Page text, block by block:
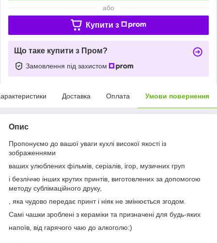
або
Купити з
Що таке купити з Пром?
Замовлення під захистом
Доставка Оплата Умови повернення
Опис
Пропонуємо до вашої уваги кухлі високої якості із
зображеннями
ваших улюблених фільмів, серіалів, ігор, музичних груп
і безліччю інших крутих принтів, виготовлених за допомогою
методу сублімаційного друку,
, яка чудово передає принт і ніяк не змінюється згодом.
Самі чашки зроблені з кераміки та призначені для будь-яких
напоїв, від гарячого чаю до алкоголю:)